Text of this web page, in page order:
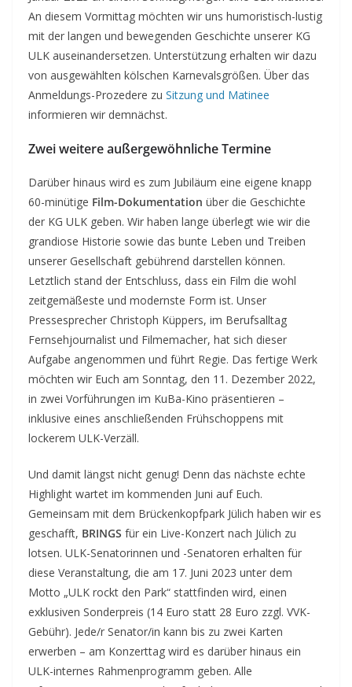
An diesem Vormittag möchten wir uns humoristisch-lustig
mit der langen und bewegenden Geschichte unserer KG
ULK auseinandersetzen. Unterstützung erhalten wir dazu
von ausgewählten kölschen Karnevalsgrößen. Über das
Anmeldungs-Prozedere zu Sitzung und Matinee
informieren wir demnächst.
Zwei weitere außergewöhnliche Termine
Darüber hinaus wird es zum Jubiläum eine eigene knapp
60-minütige Film-Dokumentation über die Geschichte
der KG ULK geben. Wir haben lange überlegt wie wir die
grandiose Historie sowie das bunte Leben und Treiben
unserer Gesellschaft gebührend darstellen können.
Letztlich stand der Entschluss, dass ein Film die wohl
zeitgemäßeste und modernste Form ist. Unser
Pressesprecher Christoph Küppers, im Berufsalltag
Fernsehjournalist und Filmemacher, hat sich dieser
Aufgabe angenommen und führt Regie. Das fertige Werk
möchten wir Euch am Sonntag, den 11. Dezember 2022,
in zwei Vorführungen im KuBa-Kino präsentieren –
inklusive eines anschließenden Frühschoppens mit
lockerem ULK-Verzäll.
Und damit längst nicht genug! Denn das nächste echte
Highlight wartet im kommenden Juni auf Euch.
Gemeinsam mit dem Brückenkopfpark Jülich haben wir es
geschafft, BRINGS für ein Live-Konzert nach Jülich zu
lotsen. ULK-Senatorinnen und -Senatoren erhalten für
diese Veranstaltung, die am 17. Juni 2023 unter dem
Motto „ULK rockt den Park“ stattfinden wird, einen
exklusiven Sonderpreis (14 Euro statt 28 Euro zzgl. VVK-
Gebühr). Jede/r Senator/in kann bis zu zwei Karten
erwerben – am Konzerttag wird es darüber hinaus ein
ULK-internes Rahmenprogramm geben. Alle